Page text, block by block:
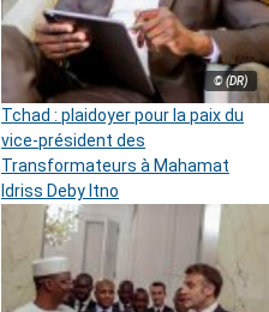
© (DR)
Tchad : plaidoyer pour la paix du
vice-président des
Transformateurs à Mahamat
Idriss Deby Itno